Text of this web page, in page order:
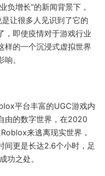
负增长”的新闻背景下，
让很多人见识到了它的
，即使疫情对于游戏行业
样的一个沉浸式虚拟世界
。
平台丰富的UGC游戏内
由的数字世界，在2020
来逃离现实世界，
间更是长达2.6个小时，足
功之处。